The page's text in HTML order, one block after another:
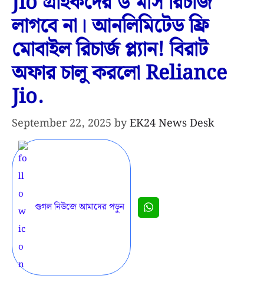
লাগবে না। আনলিমিটেড ফ্রি
মোবাইল রিচার্জ প্ল্যান! বিরাট
অফার চালু করলো Reliance
Jio.
September 22, 2025 byEK24 News Desk
গুগল নিউজে আমাদের পড়ুন